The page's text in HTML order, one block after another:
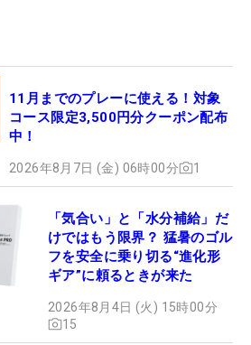
11月までのプレーに使える！対象
コース限定3,500円分クーポン配布
中！
2026年8月7日 (金) 06時00分 1
「気合い」と「水分補給」だ
けではもう限界？ 猛暑のゴル
フを安全に乗り切る“進化形
ギア”に頼るときが来た
2026年8月4日 (火) 15時00分
15